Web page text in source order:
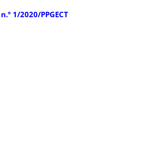
1/2020/PPGECT